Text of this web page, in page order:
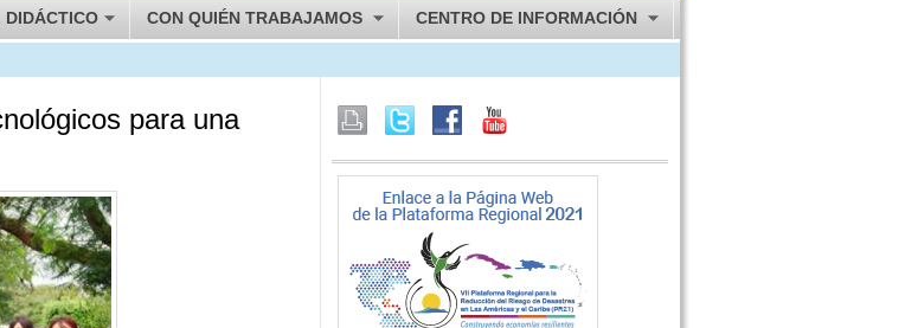
DIDÁCTICO CON QUIÉN TRABAJAMOS CENTRO DE INFORMACIÓN
para una